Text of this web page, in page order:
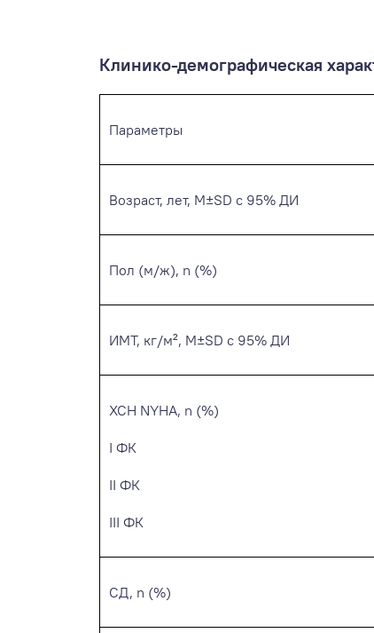
Клинико-демографическая
Параметры
Возраст, лет, M±SD с 95% ДИ
Пол (м/ж), n (%)
ИМТ, кг/м², M±SD с 95% ДИ
ХСН NYHA, n (%)
I ФК
II ФК
III ФК
СД, n (%)